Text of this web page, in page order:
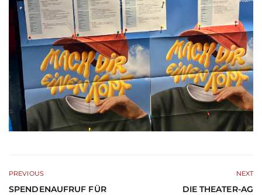
PREVIOUS
SPENDENAUFRUF FÜR
NEXT
DIE THEATER-AG